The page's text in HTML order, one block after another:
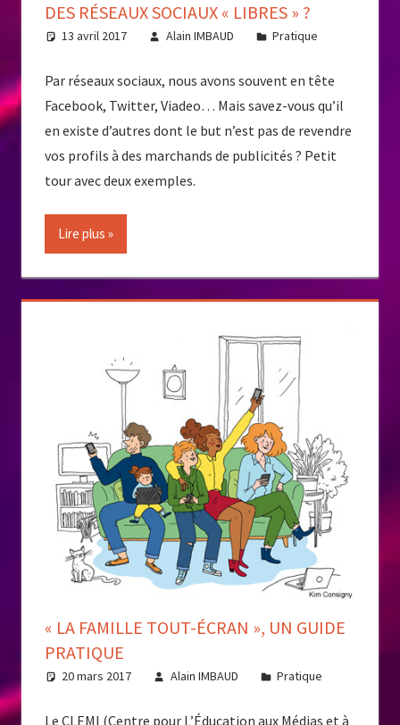
DES RÉSEAUX SOCIAUX « LIBRES » ?
13 avril 2017 Alain IMBAUD Pratique
Par réseaux sociaux, nous avons souvent en tête
Facebook, Twitter, Viadeo… Mais savez-vous qu’il
en existe d’autres dont le but n’est pas de revendre
vos profils à des marchands de publicités ? Petit
tour avec deux exemples.
Lire plus
« LA FAMILLE TOUT-ÉCRAN », UN GUIDE
PRATIQUE
20 mars 2017 Alain IMBAUD Pratique
Le CLEMI (Centre pour L’Éducation aux Médias et à